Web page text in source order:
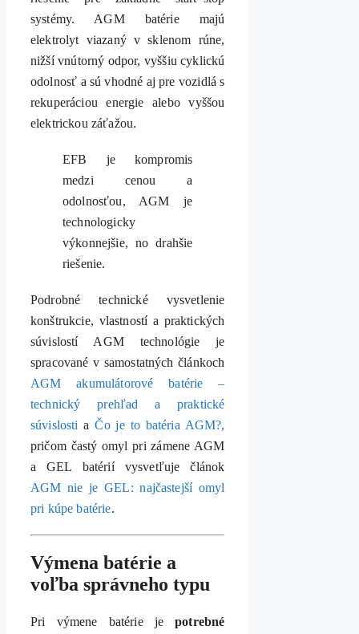
systémy. AGM batérie majú
elektrolyt viazaný v sklenom rúne,
nižší vnútorný odpor, vyššiu cyklickú
odolnosť a sú vhodné aj pre vozidlá s
rekuperáciou energie alebo vyššou
elektrickou záťažou.
EFB je kompromis
medzi cenou a
odolnosťou, AGM je
technologicky
výkonnejšie, no drahšie
riešenie.
Podrobné technické vysvetlenie
konštrukcie, vlastností a praktických
súvislostí AGM technológie je
spracované v samostatných článkoch
AGM akumulátorové batérie –
technický prehľad a praktické
súvislosti aČo je to batéria AGM?,
pričom častý omyl pri zámene AGM
a GEL batérií vysvetľuje článok
AGM nie je GEL: najčastejší omyl
pri kúpe batérie.
Výmena batérie a
voľba správneho typu
Pri výmene batérie jepotrebné